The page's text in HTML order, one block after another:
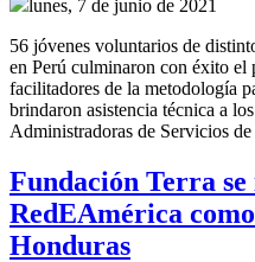
lunes, 7 de junio de 2021
56 jóvenes voluntarios de
en Perú culminaron con éxito
facilitadores de la metodología
brindaron asistencia técnica a
Administradoras de Servicios
Fundación Terra
RedEAmérica
Honduras